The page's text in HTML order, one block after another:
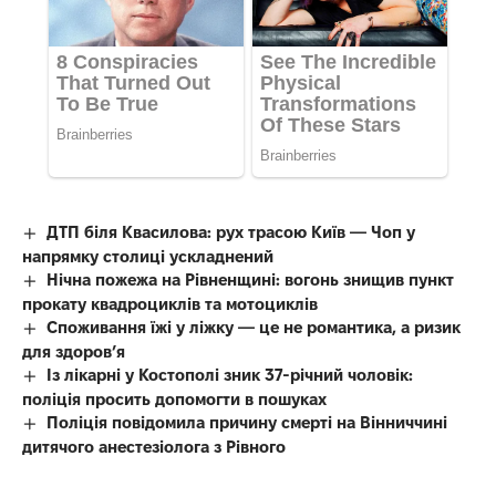
ДТП біля Квасилова: рух трасою Київ — Чоп у
напрямку столиці ускладнений
Нічна пожежа на Рівненщині: вогонь знищив пункт
прокату квадроциклів та мотоциклів
Споживання їжі у ліжку — це не романтика, а ризик
для здоров’я
Із лікарні у Костополі зник 37-річний чоловік:
поліція просить допомогти в пошуках
Поліція повідомила причину смерті на Вінниччині
дитячого анестезіолога з Рівного